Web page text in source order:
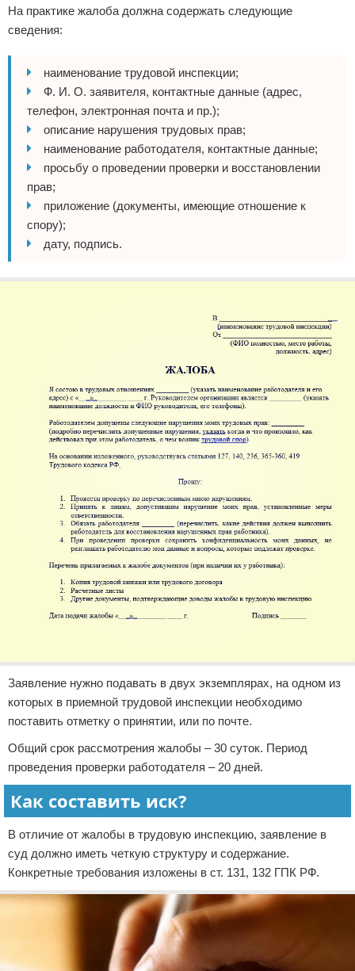
На практике жалоба должна содержать следующие
сведения:
наименование трудовой инспекции;
Ф. И. О. заявителя, контактные данные (адрес,
телефон, электронная почта и пр.);
описание нарушения трудовых прав;
наименование работодателя, контактные данные;
просьбу о проведении проверки и восстановлении
прав;
приложение (документы, имеющие отношение к
спору);
дату, подпись.
Заявление нужно подавать в двух экземплярах, на одном из
которых в приемной трудовой инспекции необходимо
поставить отметку о принятии, или по почте.
Общий срок рассмотрения жалобы – 30 суток. Период
проведения проверки работодателя – 20 дней.
Как составить иск?
В отличие от жалобы в трудовую инспекцию, заявление в
суд должно иметь четкую структуру и содержание.
Конкретные требования изложены в ст. 131, 132 ГПК РФ.